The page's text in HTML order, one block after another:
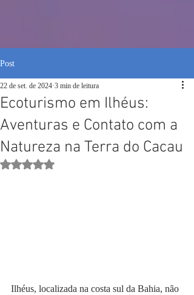
Post
Ecoturismo em Ilhéus:
Aventuras e Contato com a
Natureza na Terra do Cacau
22 de set. de 2024 3 min de leitura
Avaliado com NaN de 5 estrelas.
Ilhéus, localizada na costa sul da Bahia, não